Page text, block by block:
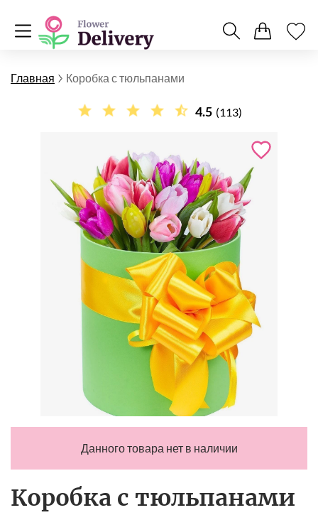
Главная Коробка с тюльпанами
4.5 (113)
Данного товара нет в наличии
Коробка с тюльпанами